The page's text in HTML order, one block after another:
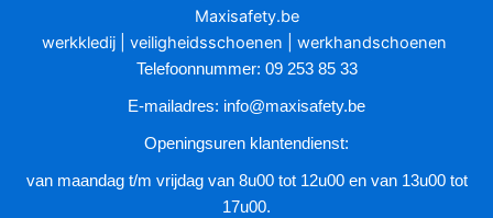
worden
de
Maxisafety.be
werkkledij
veiligheidsschoenen werkhandschoenen
Telefoonnummer: 09 253 85 33
E-mailadres: info@maxisafety.be
Openingsuren klantendienst:
van maandag t/m vrijdag van 8u00 tot 12u00 en van 13u00 tot
17u00.